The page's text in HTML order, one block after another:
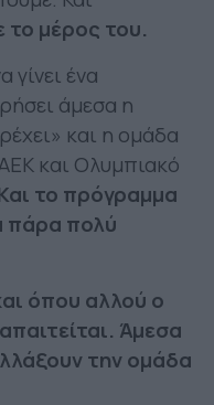
το μέρος του.
γίνει ένα
άμεσα η
και η ομάδα
και Ολυμπιακό
το πρόγραμμα
πάρα πολύ
όπου αλλού ο
Άμεσα
την ομάδα